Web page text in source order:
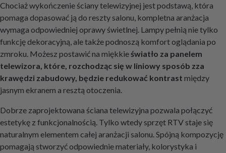
Chociaż wykończenie ściany telewizyjnej jest podstawą, która
pomaga dopasować ją do reszty salonu, kompletna aranżacja
wymaga odpowiedniej oprawy świetlnej. Lampy pełnią nie tylko
funkcję dekoracyjną, ale także podnoszą komfort oglądania po
zmroku. Możesz postawić na miękkieświatło za panelem
telewizora, które, rozchodząc się w liniowy sposób zza
krawędzi zabudowy, będzie redukować kontrast między
jasnym ekranem a resztą otoczenia.
Dobrze zaprojektowana ściana telewizyjna pozwala połączyć
estetykę z funkcjonalnością. Tylko wtedy sprzęt RTV staje się
naturalnym elementem całej aranżacji salonu. Spójną kompozycję
pomagają stworzyć odpowiednie materiały, kolorystyka i